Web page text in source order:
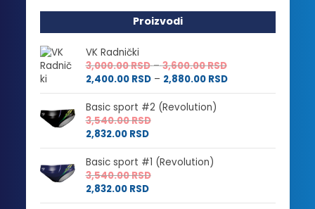
Proizvodi
VK Radnički
3,000.00RSD – 3,600.00RSDRaspon
cena:
od
2,400.00 RSD – 2,880.00 RSDRaspon
cena:
2,880.00 RSD
Basic sport #2 (Revolution)
3,540.00RSD
2,832.00 RSD
Basic sport #1 (Revolution)
3,540.00RSD
2,832.00 RSD